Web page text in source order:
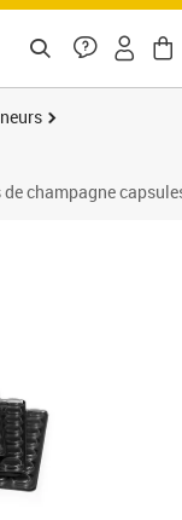
champagne